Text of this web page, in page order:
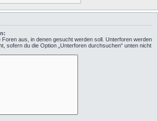
Foren aus, in denen gesucht werden soll. Unterforen werden
sofern du die Option „Unterforen durchsuchen“ unten nicht